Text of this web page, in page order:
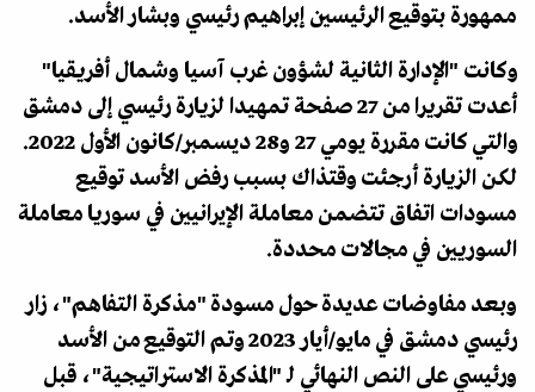
ممهورة بتوقيع الرئيسين إبراهيم رئيسي وبشار الأسد.
وكانت "الإدارة الثانية لشؤون غرب آسيا وشمال أفريقيا"
أعدت تقريرا من 27 صفحة تمهيدا لزيارة رئيسي إلى دمشق
والتي كانت مقررة يومي 27 و28 ديسمبر/كانون الأول 2022.
لكن الزيارة أرجئت وقتذاك بسبب رفض الأسد توقيع
مسودات اتفاق تتضمن معاملة الإيرانيين في سوريا معاملة
السوريين في مجالات محددة.
وبعد مفاوضات عديدة حول مسودة "مذكرة التفاهم"، زار
رئيسي دمشق في مايو/أيار 2023 وتم التوقيع من الأسد
ورئيسي على النص النهائي لـ "المذكرة الاستراتيجية"، قبل